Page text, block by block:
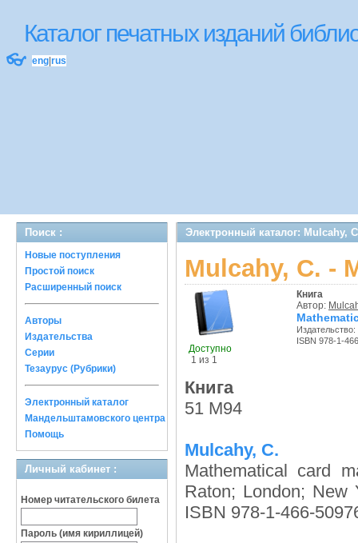
Каталог печатных изданий
👓 eng rus
Поиск :
Новые поступления
Простой поиск
Расширенный поиск
Авторы
Издательства
Серии
Тезаурус (Рубрики)
Электронный каталог
Мандельштамовского центра
Помощь
Личный кабинет :
Номер читательского билета
Пароль (имя кириллицей)
Электронный каталог: Mulcahy,
Mulcahy, C. -
Доступно
1 из 1
Книга
Автор:
Издательство:
ISBN 978-1-
Книга
51 M94
Mulcahy, C.
Mathematical card
Raton; London;
ISBN 978-1-466-